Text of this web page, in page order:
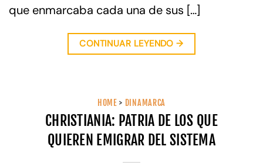
que enmarcaba cada una de sus […]
CONTINUAR LEYENDO→
HOME > DINAMARCA
CHRISTIANIA: PATRIA DE LOS QUE
QUIEREN EMIGRAR DEL SISTEMA